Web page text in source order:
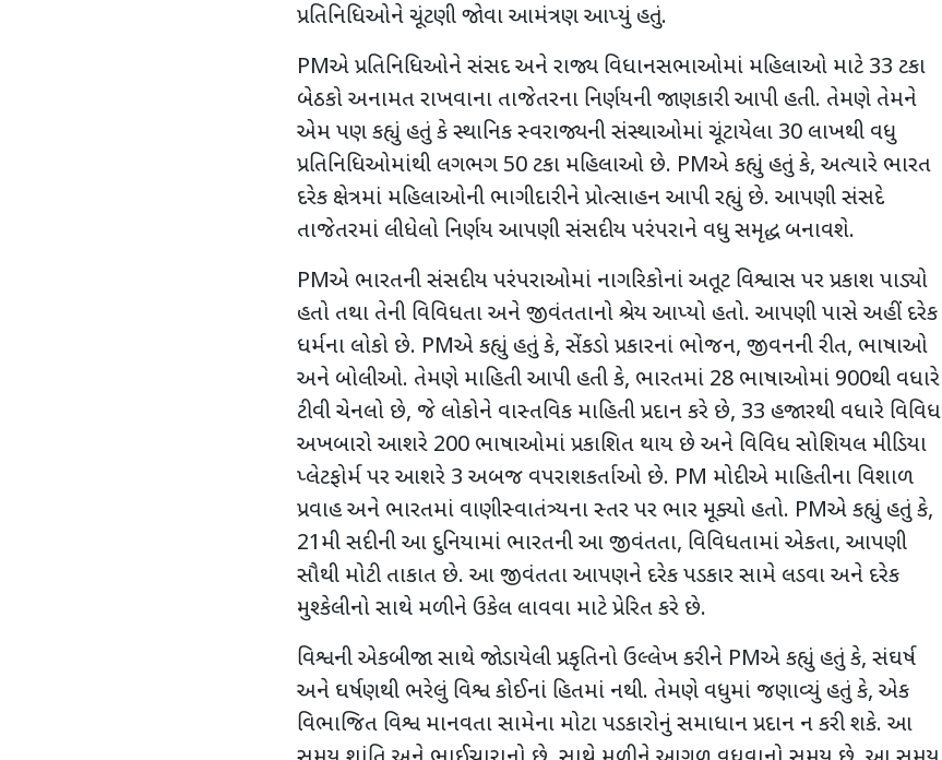
પ્રતિનિધિઓને ચૂંટણી જોવા આમંત્રણ આપ્યું હતું.
PMએ પ્રતિનિધિઓને સંસદ અને રાજ્ય વિધાનસભાઓમાં મહિલાઓ માટે 33 ટકા
બેઠકો અનામત રાખવાના તાજેતરના નિર્ણયની જાણકારી આપી હતી. તેમણે તેમને
એમ પણ કહ્યું હતું કે સ્થાનિક સ્વરાજ્યની સંસ્થાઓમાં ચૂંટાયેલા 30 લાખથી વધુ
પ્રતિનિધિઓમાંથી લગભગ 50 ટકા મહિલાઓ છે. PMએ કહ્યું હતું કે, અત્યારે ભારત
દરેક ક્ષેત્રમાં મહિલાઓની ભાગીદારીને પ્રોત્સાહન આપી રહ્યું છે. આપણી સંસદે
તાજેતરમાં લીધેલો નિર્ણય આપણી સંસદીય પરંપરાને વધુ સમૃદ્ધ બનાવશે.
PMએ ભારતની સંસદીય પરંપરાઓમાં નાગરિકોનાં અતૂટ વિશ્વાસ પર પ્રકાશ પાડ્યો
હતો તથા તેની વિવિધતા અને જીવંતતાનો શ્રેય આપ્યો હતો. આપણી પાસે અહીં દરેક
ધર્મના લોકો છે. PMએ કહ્યું હતું કે, સેંકડો પ્રકારનાં ભોજન, જીવનની રીત, ભાષાઓ
અને બોલીઓ. તેમણે માહિતી આપી હતી કે, ભારતમાં 28 ભાષાઓમાં 900થી વધારે
ટીવી ચેનલો છે, જે લોકોને વાસ્તવિક માહિતી પ્રદાન કરે છે, 33 હજારથી વધારે વિવિધ
અખબારો આશરે 200 ભાષાઓમાં પ્રકાશિત થાય છે અને વિવિધ સોશિયલ મીડિયા
પ્લેટફોર્મ પર આશરે 3 અબજ વપરાશકર્તાઓ છે. PM મોદીએ માહિતીના વિશાળ
પ્રવાહ અને ભારતમાં વાણીસ્વાતંત્ર્યના સ્તર પર ભાર મૂક્યો હતો. PMએ કહ્યું હતું કે,
21મી સદીની આ દુનિયામાં ભારતની આ જીવંતતા, વિવિધતામાં એકતા, આપણી
સૌથી મોટી તાકાત છે. આ જીવંતતા આપણને દરેક પડકાર સામે લડવા અને દરેક
મુશ્કેલીનો સાથે મળીને ઉકેલ લાવવા માટે પ્રેરિત કરે છે.
વિશ્વની એકબીજા સાથે જોડાયેલી પ્રકૃતિનો ઉલ્લેખ કરીને PMએ કહ્યું હતું કે, સંઘર્ષ
અને ઘર્ષણથી ભરેલું વિશ્વ કોઈનાં હિતમાં નથી. તેમણે વધુમાં જણાવ્યું હતું કે, એક
વિભાજિત વિશ્વ માનવતા સામેના મોટા પડકારોનું સમાધાન પ્રદાન ન કરી શકે. આ